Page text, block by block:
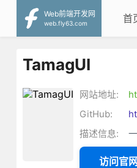
Web前端开发网
web.fly63.com
首
TamagUI
网站地址:
GitHub:
描述信息:
访问官网